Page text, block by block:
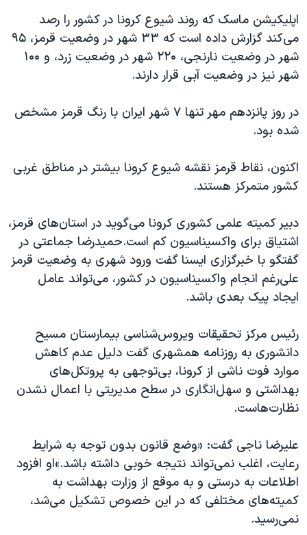
اپلیکیشن ماسک که روند شیوع کرونا در کشور را رصد
می‌کند گزارش داده است که ۳۳ شهر در وضعیت قرمز، ۹۵
شهر در وضعیت نارنجی، ۲۲۰ شهر در وضعیت زرد، و ۱۰۰
شهر نیز در وضعیت آبی قرار دارند.
در روز پانزدهم مهر تنها ۷ شهر ایران با رنگ قرمز مشخص
شده بود.
اکنون، نقاط قرمز نقشه شیوع کرونا بیشتر در مناطق غربی
کشور متمرکز هستند.
دبیر کمیته علمی کشوری کرونا می‌گوید در استان‌های قرمز،
اشتیاق برای واکسیناسیون کم است.حمیدرضا جماعتی در
گفتگو با خبرگزاری ایسنا گفت ورود شهری به وضعیت قرمز
علی‌رغم انجام واکسیناسیون در کشور، می‌تواند عامل
ایجاد پیک بعدی باشد.
رئیس مرکز تحقیقات ویروس‌شناسی بیمارستان مسیح
دانشوری به روزنامه همشهری گفت دلیل عدم کاهش
موارد فوت ناشی از کرونا، بی‌توجهی به پروتکل‌های
بهداشتی و سهل‌انگاری در سطح مدیریتی با اعمال نشدن
نظارت‌هاست.
علیرضا ناجی گفت: «وضع قانون بدون توجه به شرایط
رعایت، اغلب نمی‌تواند نتیجه خوبی داشته باشد.»او افزود
اطلاعات به درستی و به موقع از وزارت بهداشت به
کمیته‌های مختلفی که در این خصوص تشکیل می‌شد،
نمی‌رسید.